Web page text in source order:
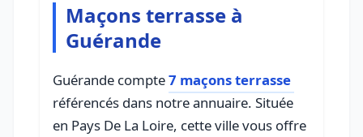
Maçons terrasse à
Guérande
Guérande compte7 maçons terrasse
référencés dans notre annuaire. Située
en Pays De La Loire, cette ville vous offre